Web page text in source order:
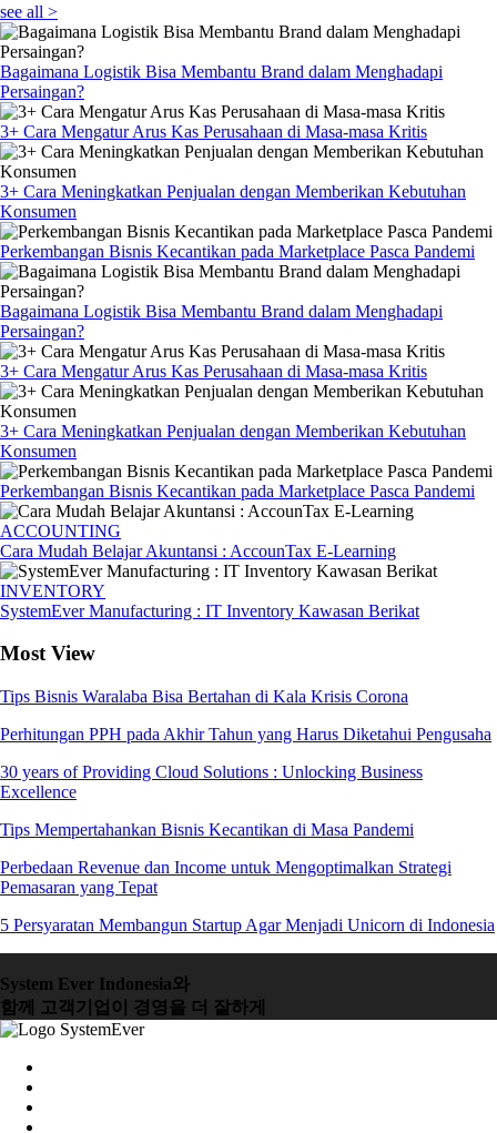
see all >
Bagaimana Logistik Bisa Membantu Brand dalam Menghadapi
Persaingan?
3+ Cara Mengatur Arus Kas Perusahaan di Masa-masa Kritis
3+ Cara Meningkatkan Penjualan dengan Memberikan Kebutuhan
Konsumen
Perkembangan Bisnis Kecantikan pada Marketplace Pasca Pandemi
Bagaimana Logistik Bisa Membantu Brand dalam Menghadapi
Persaingan?
3+ Cara Mengatur Arus Kas Perusahaan di Masa-masa Kritis
3+ Cara Meningkatkan Penjualan dengan Memberikan Kebutuhan
Konsumen
Perkembangan Bisnis Kecantikan pada Marketplace Pasca Pandemi
ACCOUNTING
Cara Mudah Belajar Akuntansi : AccounTax E-Learning
INVENTORY
SystemEver Manufacturing : IT Inventory Kawasan Berikat
Most View
Tips Bisnis Waralaba Bisa Bertahan di Kala Krisis Corona
Perhitungan PPH pada Akhir Tahun yang Harus Diketahui Pengusaha
30 years of Providing Cloud Solutions : Unlocking Business
Excellence
Tips Mempertahankan Bisnis Kecantikan di Masa Pandemi
Perbedaan Revenue dan Income untuk Mengoptimalkan Strategi
Pemasaran yang Tepat
5 Persyaratan Membangun Startup Agar Menjadi Unicorn di Indonesia
System Ever Indonesia와
함께 고객기업이 경영을 더 잘하게